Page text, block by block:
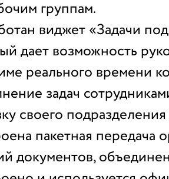
группам.
виджет «Задачи
дает возможность
реального времени
задач
своего
пакетная передача
документов,